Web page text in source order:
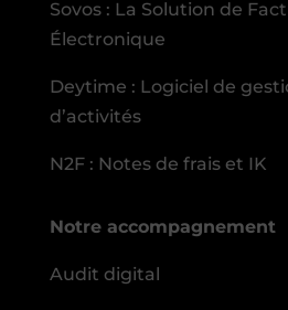
Sovos : La Solution de
Électronique
Deytime : Logiciel de
d’activités
N2F : Notes de frais et IK
Notre accompagnement
Audit digital